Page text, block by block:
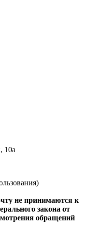
10а
не принимаются к
закона от
обращений